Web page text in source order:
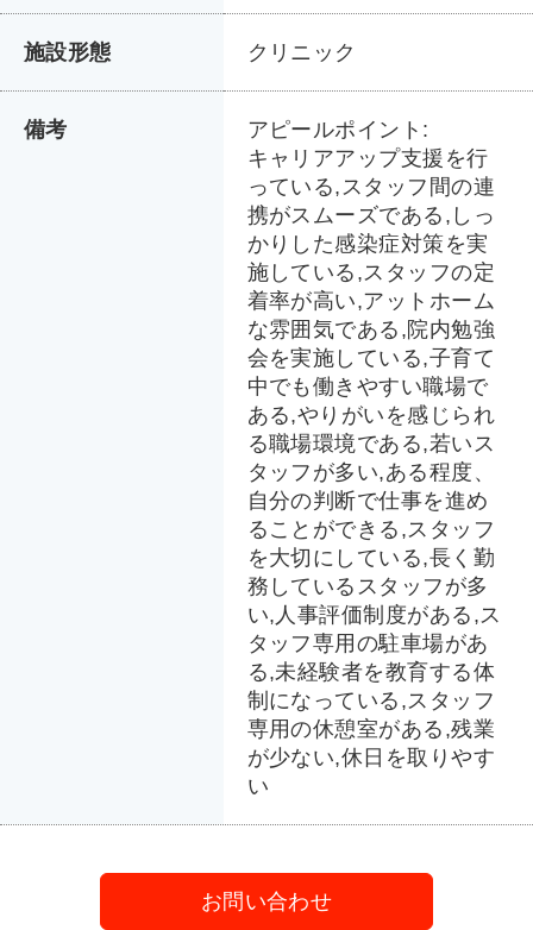
施設形態 クリニック
備考
アピールポイント:
キャリアアップ支援を行
っている,スタッフ間の連
携がスムーズである,しっ
かりした感染症対策を実
施している,スタッフの定
着率が高い,アットホーム
な雰囲気である,院内勉強
会を実施している,子育て
中でも働きやすい職場で
ある,やりがいを感じられ
る職場環境である,若いス
タッフが多い,ある程度、
自分の判断で仕事を進め
ることができる,スタッフ
を大切にしている,長く勤
務しているスタッフが多
い,人事評価制度がある,ス
タッフ専用の駐車場があ
る,未経験者を教育する体
制になっている,スタッフ
専用の休憩室がある,残業
が少ない,休日を取りやす
い
お問い合わせ